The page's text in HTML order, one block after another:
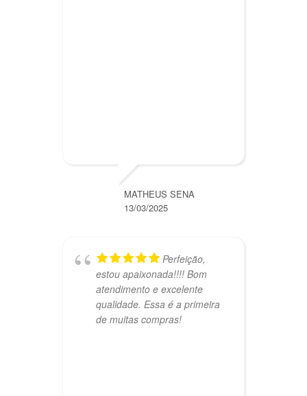
MATHEUS SENA
13/03/2025
Perfeição,
estou apaixonada!!!! Bom
atendimento e excelente
qualidade. Essa é a primeira
de muitas compras!